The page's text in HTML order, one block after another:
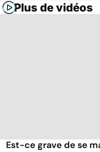
Plus de vidéos
Est-ce grave de se